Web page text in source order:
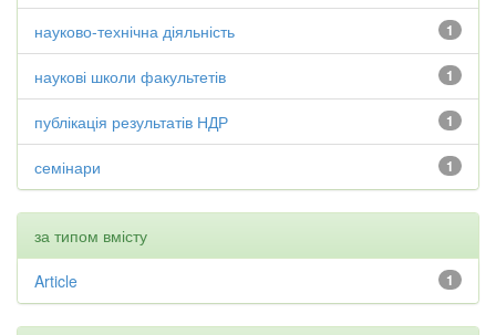
1
науково-технічна діяльність
1
наукові школи факультетів
1
публікація результатів НДР
1
семінари
за типом вмісту
1
Article